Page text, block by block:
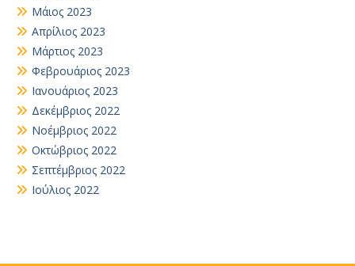
Μάιος 2023
Απρίλιος 2023
Μάρτιος 2023
Φεβρουάριος 2023
Ιανουάριος 2023
Δεκέμβριος 2022
Νοέμβριος 2022
Οκτώβριος 2022
Σεπτέμβριος 2022
Ιούλιος 2022